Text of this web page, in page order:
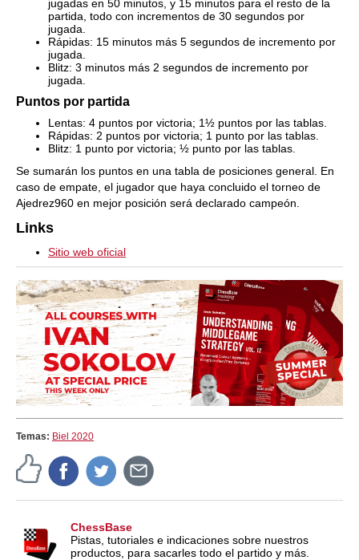
jugadas en 50 minutos, y 15 minutos para el resto de la
partida, todo con incrementos de 30 segundos por
jugada.
Rápidas: 15 minutos más 5 segundos de incremento por
jugada.
Blitz: 3 minutos más 2 segundos de incremento por
jugada.
Puntos por partida
Lentas: 4 puntos por victoria; 1½ puntos por las tablas.
Rápidas: 2 puntos por victoria; 1 punto por las tablas.
Blitz: 1 punto por victoria; ½ punto por las tablas.
Se sumarán los puntos en una tabla de posiciones general. En
caso de empate, el jugador que haya concluido el torneo de
Ajedrez960 en mejor posición será declarado campeón.
Links
Sitio web oficial
Temas: Biel 2020
ChessBase
Pistas, tutoriales e indicaciones sobre nuestros
productos, para sacarles todo el partido y más.